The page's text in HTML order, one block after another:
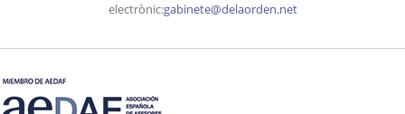
electrònic:gabinete@delaorden.net